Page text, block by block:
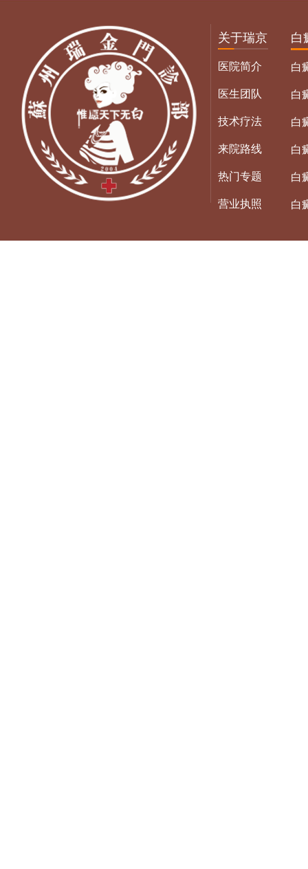
关于瑞京
医院简介
医生团队
技术疗法
来院路线
热门专题
营业执照
白
白
白
白
白
白
白